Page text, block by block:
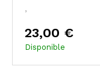
,
23,00 €
Disponible